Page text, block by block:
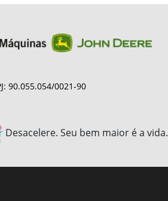
90.055.054/0021-90
Desacelere. Seu bem maior é a vida.